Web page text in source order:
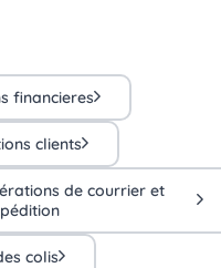
financieres
clients
de courrier et
colis